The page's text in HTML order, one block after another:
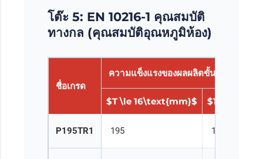
โต๊ะ 5: EN 10216-1 คุณสมบัติ
ทางกล (คุณสมบัติอุณหภูมิห้อง)
ชื่อเกรด
ความแข็งแรงของผลผลิตขั้นต่ำ
$T \le 16\text{mm}$ $16 < T \le
P195TR1 195 185